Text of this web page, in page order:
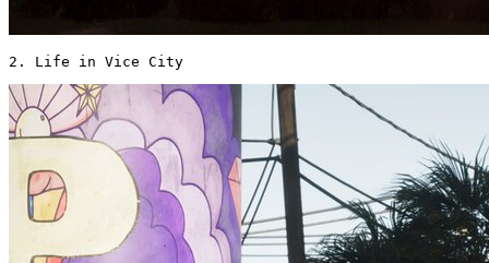
2. Life in Vice City